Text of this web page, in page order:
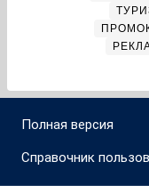
Полная версия
Справочник